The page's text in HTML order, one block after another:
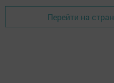
Перейти на